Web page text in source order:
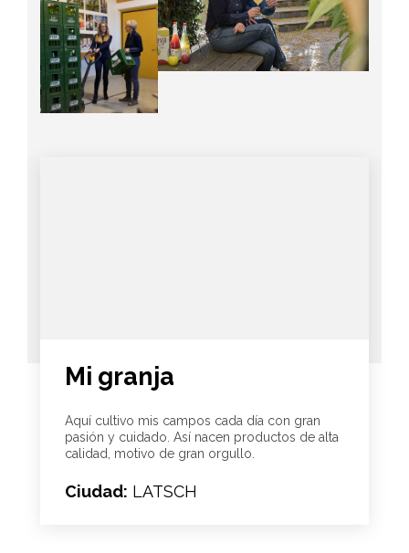
Mi granja
Aquí cultivo mis campos cada día con gran
pasión y cuidado. Así nacen productos de alta
calidad, motivo de gran orgullo.
Ciudad: LATSCH